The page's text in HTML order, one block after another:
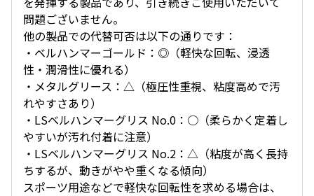
問題ございません。
他の製品での代替可否は以下の通りです：
・ベルハンマーゴールド：◎（軽快な回転、浸透
性・潤滑性に優れる）
・メタルグリース：△（極圧性重視、粘度高めで汚
れやすさあり）
・LSベルハンマーグリス No.0：○（柔らかく定着し
やすいが汚れ付着に注意）
・LSベルハンマーグリス No.2：△（粘度が高く長持
ちするが、動きがやや重くなる傾向）
スポーツ用途などで軽快な回転性を求める場合は、